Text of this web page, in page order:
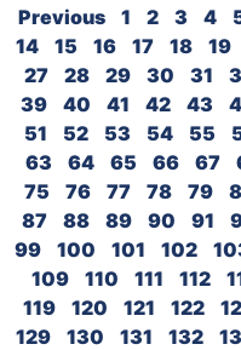
Previous 1 2 3 4
14
15 16 17 18 19
27
28 29 30 31
39
40 41 42 43
51
52 53 54 55
63
64 65 66 67
75
76 77 78 79
87
88 89 90 91
99
100 101 102
109
110 111 112
119
120 121 122
129
130 131 132